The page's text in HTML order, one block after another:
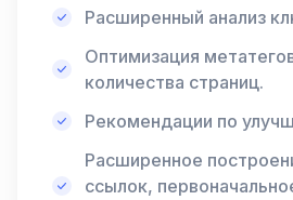
Расширенный анализ
Оптимизация
количества страниц.
Рекомендации по
Расширенное
ссылок,